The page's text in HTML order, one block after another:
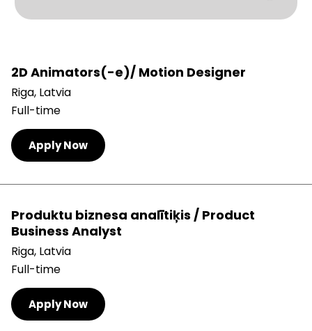
2D Animators(-e)/ Motion Designer
Riga, Latvia
Full-time
Apply Now
Produktu biznesa analītiķis / Product
Business Analyst
Riga, Latvia
Full-time
Apply Now